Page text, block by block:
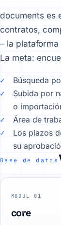
documents es
contratos,
– la
La meta:
Búsqueda
Subida por
o
Área de
Los plazos
su
Base de datos
MODUL 01
core